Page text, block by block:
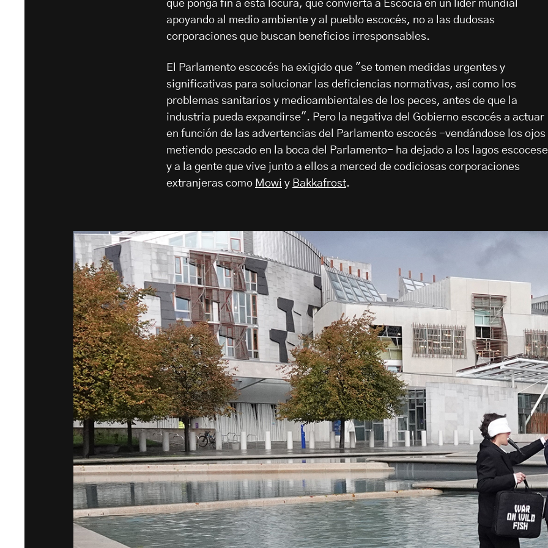
que ponga fin a esta locura, que convierta a Escocia en un líder mundial
apoyando al medio ambiente y al pueblo escocés, no a las dudosas
corporaciones que buscan beneficios irresponsables.
El Parlamento escocés ha exigido que "se tomen medidas urgentes y
significativas para solucionar las deficiencias normativas, así como los
problemas sanitarios y medioambientales de los peces, antes de que la
industria pueda expandirse". Pero la negativa del Gobierno escocés a actuar
en función de las advertencias del Parlamento escocés -vendándose los ojos
metiendo pescado en la boca del Parlamento- ha dejado a los lagos
y a la gente que vive junto a ellos a merced de codiciosas corporaciones
extranjeras como Mowi y Bakkafrost.